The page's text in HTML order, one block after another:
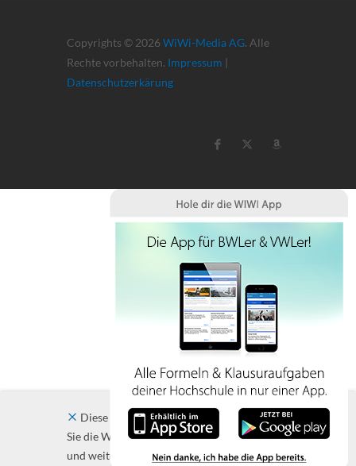
Copyrights © 2026 WiWi-Media AG. Alle
Rechte vorbehalten. Impressum |
Datenschutzerkärung
Diese Website verwendet Cookies. Indem
Sie die Website und ihre Angebote nutzen
und weiter navigieren, akzeptieren Sie diese